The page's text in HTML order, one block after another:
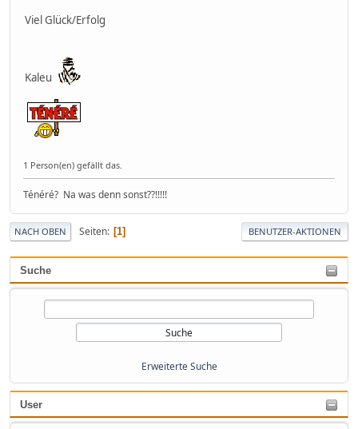
Suche
Erweiterte Suche
User
Viel Glück/Erfolg
Kaleu
1 Person(en) gefällt das.
Ténéré? Na was denn sonst??!!!!!
NACH OBEN Seiten 1 BENUTZER-AKTIONEN